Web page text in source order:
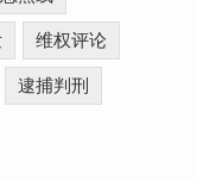
维权评论
逮捕判刑